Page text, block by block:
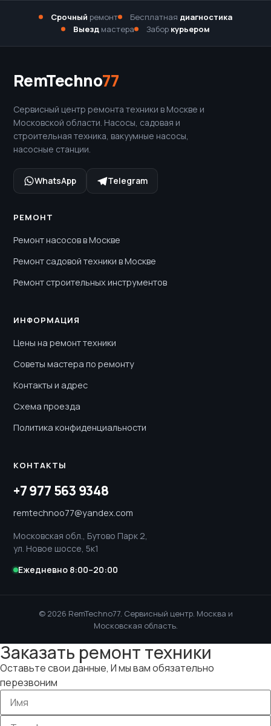
Срочный ремонт Бесплатная диагностика
Выезд мастера Забор курьером
RemTechno77
Сервисный центр ремонта техники в Москве и
Московской области. Насосы, садовая и
строительная техника, вакуумные насосы,
насосные станции.
WhatsApp Telegram
РЕМОНТ
Ремонт насосов в Москве
Ремонт садовой техники в Москве
Ремонт строительных инструментов
ИНФОРМАЦИЯ
Цены на ремонт техники
Советы мастера по ремонту
Контакты и адрес
Схема проезда
Политика конфиденциальности
КОНТАКТЫ
+7 977 563 9348
remtechnoo77@yandex.com
Московская обл., Бутово Парк 2,
ул. Новое шоссе, 5к1
Ежедневно 8:00–20:00
© 2026 RemTechno77. Сервисный центр. Москва и
Московская область.
Заказать ремонт техники
Оставьте свои данные, И мы вам обязательно
перезвоним